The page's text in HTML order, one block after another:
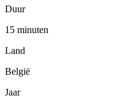
Duur
15 minuten
Land
België
Jaar